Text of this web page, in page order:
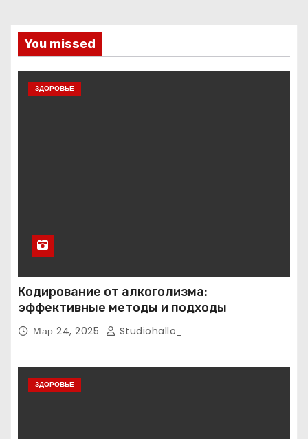
You missed
ЗДОРОВЬЕ
Кодирование от алкоголизма:
эффективные методы и подходы
Мар 24, 2025 Studiohallo_
ЗДОРОВЬЕ